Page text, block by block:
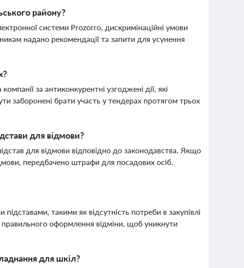
району?
системи Prozorro, дискримінаційні умови
надано рекомендації та запити для усунення
за антиконкурентні узгоджені дії, які
заборонені брати участь у тендерах протягом трьох
для відмови?
для відмови відповідно до законодавства. Якщо
передбачено штрафи для посадових осіб.
такими як відсутність потреби в закупівлі
оформлення відміни, щоб уникнути
для шкіл?